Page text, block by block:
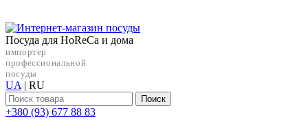
Посуда для HoReCa и дома
импортер
профессиональной
посуды
UA | RU
Поиск
+38‎0 (93) 677 88 83